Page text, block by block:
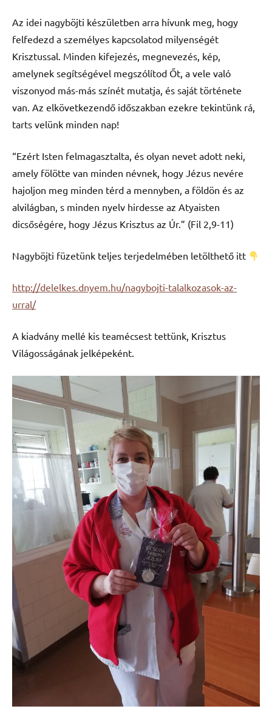
Az idei nagyböjti készületben arra hívunk meg, hogy
felfedezd a személyes kapcsolatod milyenségét
Krisztussal. Minden kifejezés, megnevezés, kép,
amelynek segítségével megszólítod Őt, a vele való
viszonyod más-más színét mutatja, és saját története
van. Az elkövetkezendő időszakban ezekre tekintünk rá,
tarts velünk minden nap!
“Ezért Isten felmagasztalta, és olyan nevet adott neki,
amely fölötte van minden névnek, hogy Jézus nevére
hajoljon meg minden térd a mennyben, a földön és az
alvilágban, s minden nyelv hirdesse az Atyaisten
dicsőségére, hogy Jézus Krisztus az Úr.” (Fil 2,9-11)
Nagyböjti füzetünk teljes terjedelmében letölthető itt
http://delelkes.dnyem.hu/nagybojti-talalkozasok-az-
urral/
A kiadvány mellé kis teamécsest tettünk, Krisztus
Világosságának jelképeként.